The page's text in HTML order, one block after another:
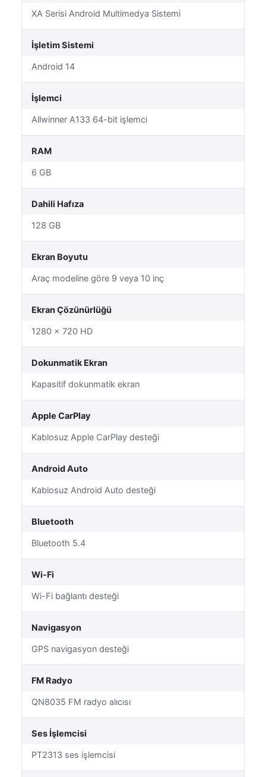
XA Serisi Android Multimedya Sistemi
İşletim Sistemi
Android 14
İşlemci
Allwinner A133 64-bit işlemci
RAM
6 GB
Dahili Hafıza
128 GB
Ekran Boyutu
Araç modeline göre 9 veya 10 inç
Ekran Çözünürlüğü
1280 × 720 HD
Dokunmatik Ekran
Kapasitif dokunmatik ekran
Apple CarPlay
Kablosuz Apple CarPlay desteği
Android Auto
Kablosuz Android Auto desteği
Bluetooth
Bluetooth 5.4
Wi-Fi
Wi-Fi bağlantı desteği
Navigasyon
GPS navigasyon desteği
FM Radyo
QN8035 FM radyo alıcısı
Ses İşlemcisi
PT2313 ses işlemcisi